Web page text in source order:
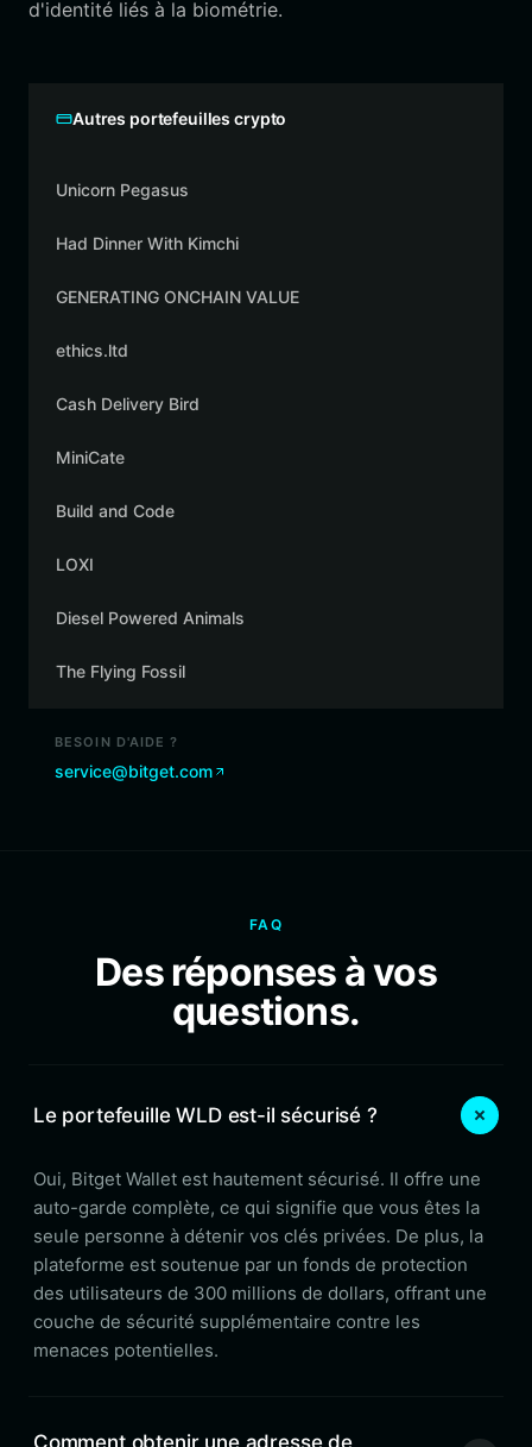
d'identité liés à la biométrie.
Autres portefeuilles crypto
Unicorn Pegasus
Had Dinner With Kimchi
GENERATING ONCHAIN VALUE
ethics.ltd
Cash Delivery Bird
MiniCate
Build and Code
LOXI
Diesel Powered Animals
The Flying Fossil
BESOIN D'AIDE ?
service@bitget.com
FAQ
Des réponses à vos
questions.
Le portefeuille WLD est-il sécurisé ?
Oui, Bitget Wallet est hautement sécurisé. Il offre une
auto-garde complète, ce qui signifie que vous êtes la
seule personne à détenir vos clés privées. De plus, la
plateforme est soutenue par un fonds de protection
des utilisateurs de 300 millions de dollars, offrant une
couche de sécurité supplémentaire contre les
menaces potentielles.
Comment obtenir une adresse de